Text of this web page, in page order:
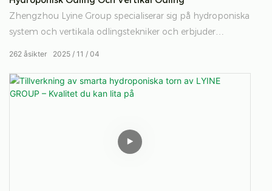
Zhengzhou Lyine Group specialiserar sig på hydroponiska
system och vertikala odlingstekniker och erbjuder
skräddarsydda designer, OEM- och ODM-tjänster och
global projektsupport.
2025 11 04
262 åsikter